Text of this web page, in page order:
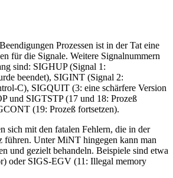
Prozessen ist in der Tat eine
für die Signale. Weitere Signalnummern
sind: SIGHUP (Signal 1:
beendet), SIGINT (Signal 2:
C), SIGQUIT (3: eine schärfere Version
und SIGTSTP (17 und 18: Prozeß
(19: Prozeß fortsetzen).
sich mit den fatalen Fehlern, die in der
führen. Unter MiNT hingegen kann man
und gezielt behandeln. Beispiele sind etwa
oder SIGS-EGV (11: Illegal memory